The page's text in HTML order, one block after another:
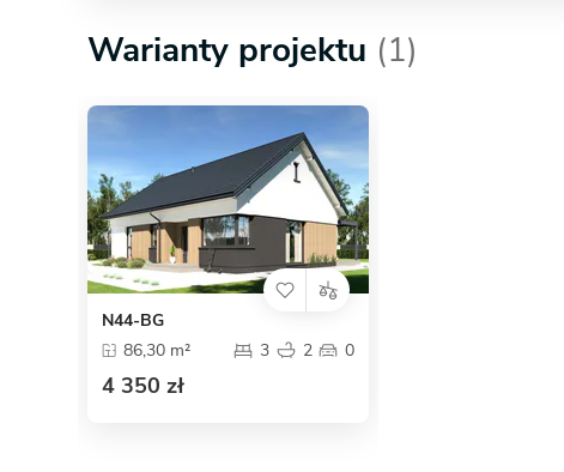
Warianty projektu (1)
N44-BG
86,30 m²
3 2 0
4 350 zł